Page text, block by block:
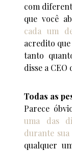
com
que você
cada um
acredito
tanto
disse a
Todas as
Parece
uma das
durante sua
qualquer